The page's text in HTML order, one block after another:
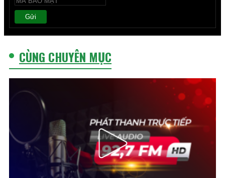
Gửi
CÙNG CHUYÊN MỤC